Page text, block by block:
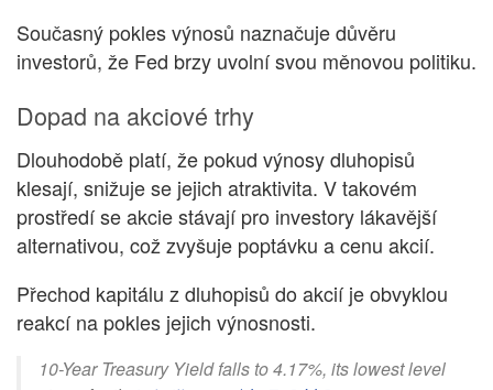
Současný pokles výnosů naznačuje důvěru
investorů, že Fed brzy uvolní svou měnovou politiku.
Dopad na akciové trhy
Dlouhodobě platí, že pokud výnosy dluhopisů
klesají, snižuje se jejich atraktivita. V takovém
prostředí se akcie stávají pro investory lákavější
alternativou, což zvyšuje poptávku a cenu akcií.
Přechod kapitálu z dluhopisů do akcií je obvyklou
reakcí na pokles jejich výnosnosti.
10-Year Treasury Yield falls to 4.17%, its lowest level